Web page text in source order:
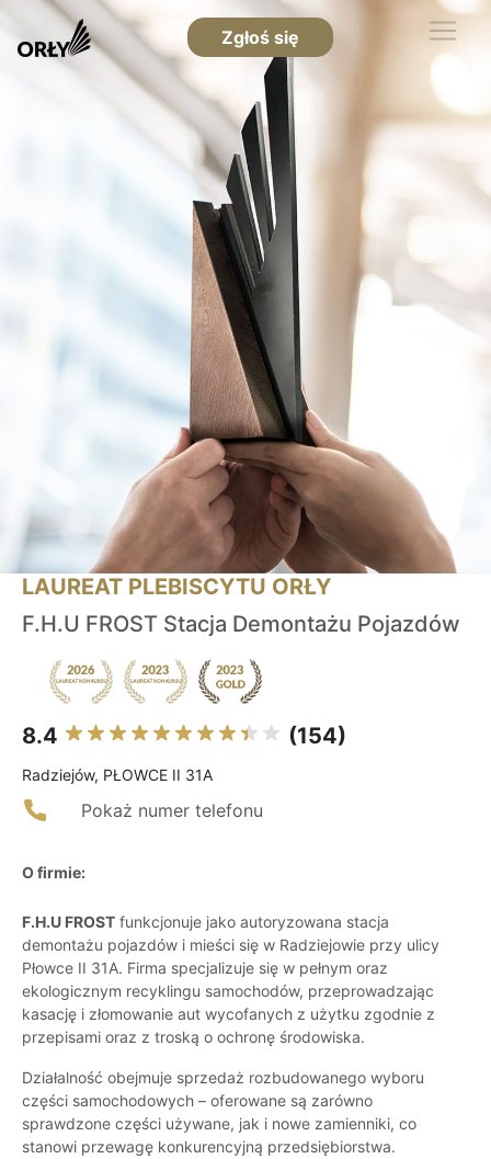
Zgłoś się
LAUREAT PLEBISCYTU ORŁY
F.H.U FROST Stacja Demontażu Pojazdów
8.4 (154)
Radziejów, PŁOWCE II 31A
Pokaż numer telefonu
O firmie:
F.H.U FROST funkcjonuje jako autoryzowana stacja
demontażu pojazdów i mieści się w Radziejowie przy ulicy
Płowce II 31A. Firma specjalizuje się w pełnym oraz
ekologicznym recyklingu samochodów, przeprowadzając
kasację i złomowanie aut wycofanych z użytku zgodnie z
przepisami oraz z troską o ochronę środowiska.
Działalność obejmuje sprzedaż rozbudowanego wyboru
części samochodowych – oferowane są zarówno
sprawdzone części używane, jak i nowe zamienniki, co
stanowi przewagę konkurencyjną przedsiębiorstwa.